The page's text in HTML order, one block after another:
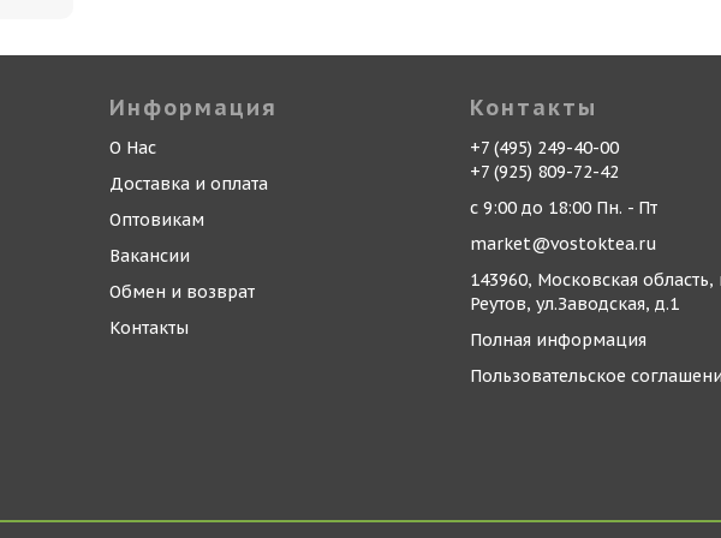
Информация
О Нас
Доставка и оплата
Оптовикам
Вакансии
Обмен и возврат
Контакты
Контакты
+7 (495) 249-40-00
+7 (925) 809-72-42
с 9:00 до 18:00 Пн. - Пт
market@vostoktea.ru
143960, Московская область,
Реутов, ул.Заводская, д.1
Полная информация
Пользовательское